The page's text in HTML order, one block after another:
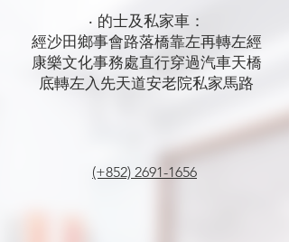
‧ 的士及私家車：
經沙田鄉事會路落橋靠左再轉左經
康樂文化事務處直行穿過汽車天橋
底轉左入先天道安老院私家馬路
(+852) 2691-1656